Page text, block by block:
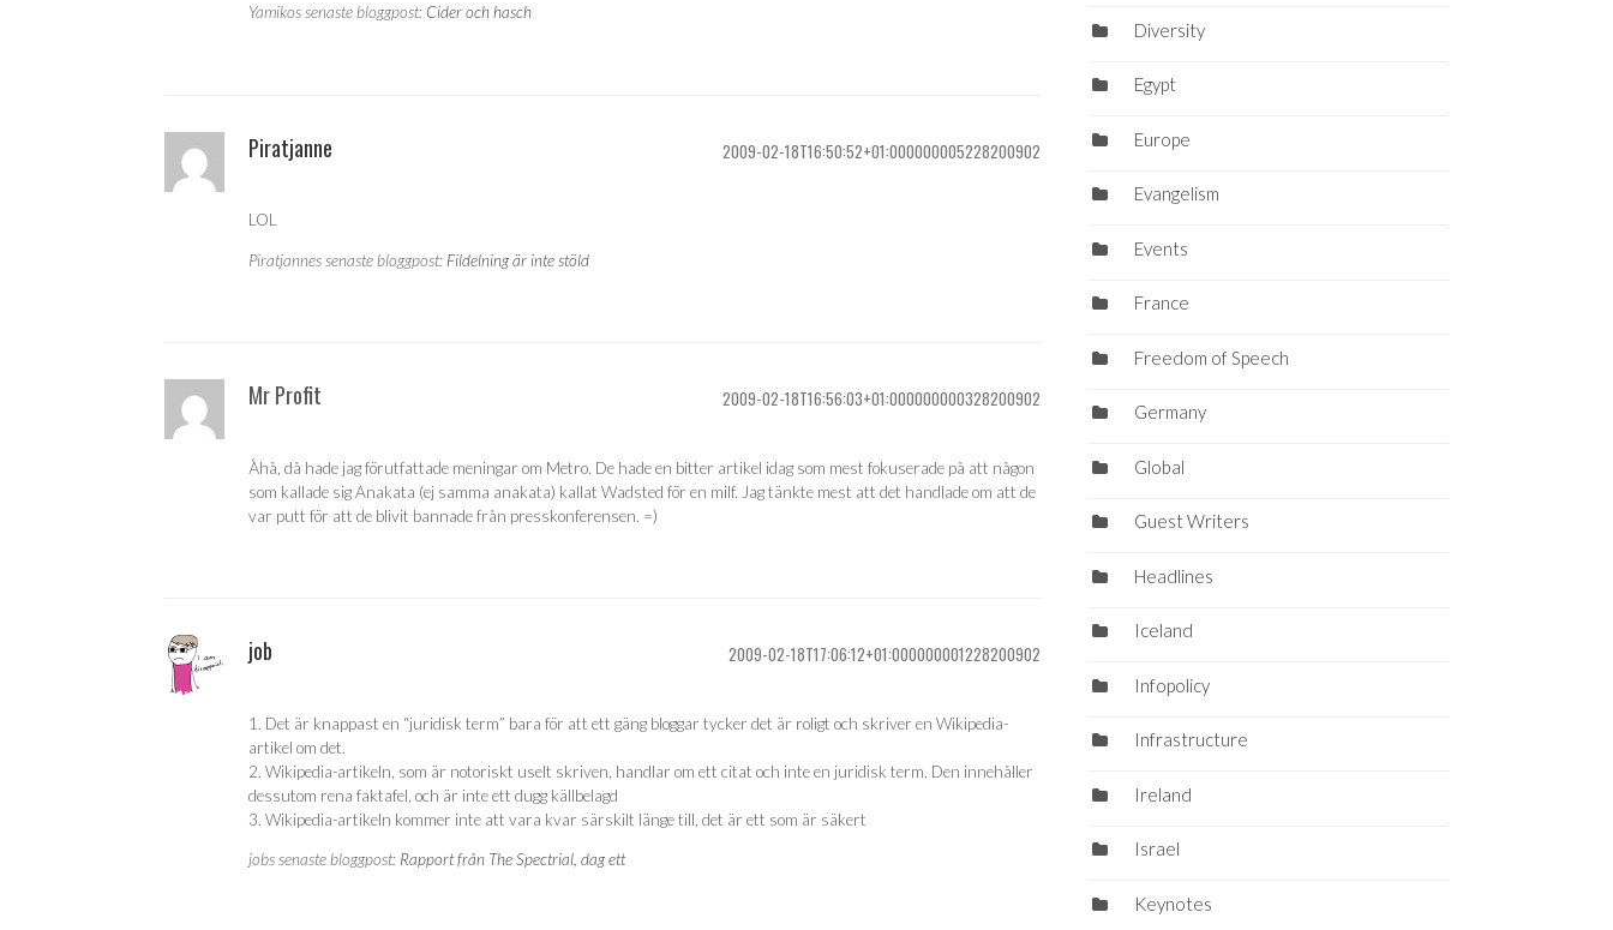
Yamikos senaste bloggpost: Cider och hasch
Piratjanne 2009-02-18T16:50:52+01:000000005228200902
LOL
Piratjannes senaste bloggpost: Fildelning är inte stöld
Mr Profit 2009-02-18T16:56:03+01:000000000328200902
Åhå, då hade jag förutfattade meningar om Metro. De hade en bitter artikel idag som mest fokuserade på att någon
som kallade sig Anakata (ej samma anakata) kallat Wadsted för en milf. Jag tänkte mest att det handlade om att de
var putt för att de blivit bannade från presskonferensen. =)
job 2009-02-18T17:06:12+01:000000001228200902
1. Det är knappast en “juridisk term” bara för att ett gäng bloggar tycker det är roligt och skriver en Wikipedia-
artikel om det.
2. Wikipedia-artikeln, som är notoriskt uselt skriven, handlar om ett citat och inte en juridisk term. Den innehåller
dessutom rena faktafel, och är inte ett dugg källbelagd
3. Wikipedia-artikeln kommer inte att vara kvar särskilt länge till, det är ett som är säkert
jobs senaste bloggpost: Rapport från The Spectrial, dag ett
Diversity
Egypt
Europe
Evangelism
Events
France
Freedom of Speech
Germany
Global
Guest Writers
Headlines
Iceland
Infopolicy
Infrastructure
Ireland
Israel
Keynotes